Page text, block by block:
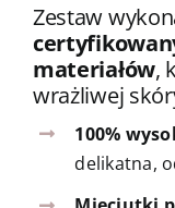
Zestaw
materiałów,
wrażliwej
100%
delikatna,